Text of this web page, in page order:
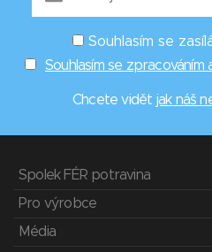
Souhlasím se
Souhlasím se zpracováním
Chcete vidět jak náš
Spolek FÉR potravina
Pro výrobce
Média